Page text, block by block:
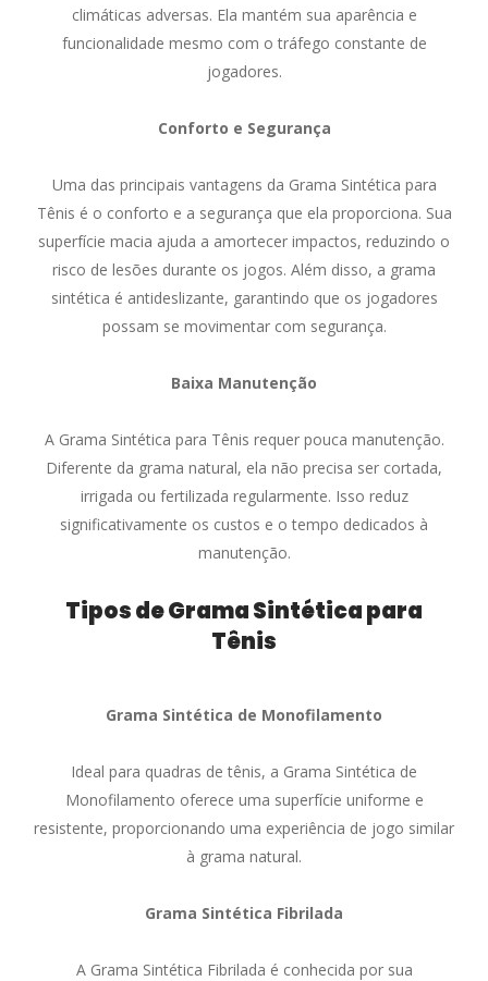
climáticas adversas. Ela mantém sua aparência e
funcionalidade mesmo com o tráfego constante de
jogadores.
Conforto e Segurança
Uma das principais vantagens da Grama Sintética para
Tênis é o conforto e a segurança que ela proporciona. Sua
superfície macia ajuda a amortecer impactos, reduzindo o
risco de lesões durante os jogos. Além disso, a grama
sintética é antideslizante, garantindo que os jogadores
possam se movimentar com segurança.
Baixa Manutenção
A Grama Sintética para Tênis requer pouca manutenção.
Diferente da grama natural, ela não precisa ser cortada,
irrigada ou fertilizada regularmente. Isso reduz
significativamente os custos e o tempo dedicados à
manutenção.
Tipos de Grama Sintética para
Tênis
Grama Sintética de Monofilamento
Ideal para quadras de tênis, a Grama Sintética de
Monofilamento oferece uma superfície uniforme e
resistente, proporcionando uma experiência de jogo similar
à grama natural.
Grama Sintética Fibrilada
A Grama Sintética Fibrilada é conhecida por sua